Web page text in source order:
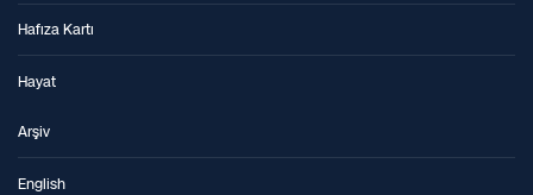
Hafıza Kartı
Hayat
Arşiv
English